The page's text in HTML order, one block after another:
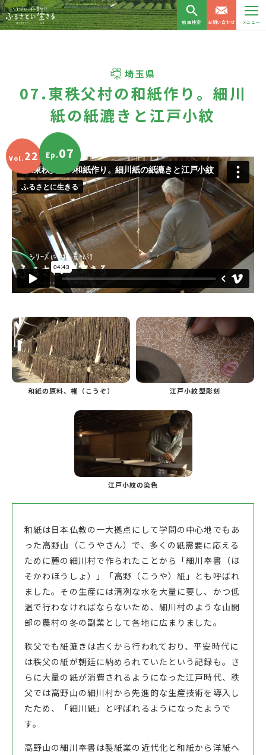
動画検索 お問い合わせ メニュー
埼玉県
07.東秩父村の和紙作り。細川
紙の紙漉きと江戸小紋
Vol. 22 Ep.07
和紙の原料、楮（こうぞ） 江戸小紋型彫刻
江戸小紋の染色
和紙は日本仏教の一大拠点にして学問の中心地でもあ
った高野山（こうやさん）で、多くの紙需要に応える
ために麓の細川村で作られたことから「細川奉書（ほ
そかわほうしょ）」「高野（こうや）紙」とも呼ばれ
ました。その生産には清冽な水を大量に要し、かつ低
温で行わなければならないため、細川村のような山間
部の農村の冬の副業として各地に広まりました。
秩父でも紙漉きは古くから行われており、平安時代に
は秩父の紙が朝廷に納められていたという記録も。さ
らに大量の紙が消費されるようになった江戸時代、秩
父では高野山の細川村から先進的な生産技術を導入し
たため、「細川紙」と呼ばれるようになったようで
す。
高野山の細川奉書は製紙業の近代化と和紙から洋紙へ